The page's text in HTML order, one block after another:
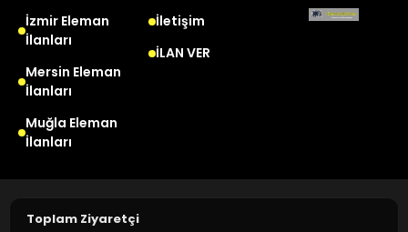
İzmir Eleman
İlanları
Mersin Eleman
İlanları
Muğla Eleman
İlanları
İletişim
İLAN VER
Toplam Ziyaretçi